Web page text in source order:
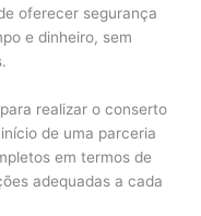
oferecer segurança
e dinheiro, sem
para realizar o conserto
de uma parceria
em termos de
adequadas a cada